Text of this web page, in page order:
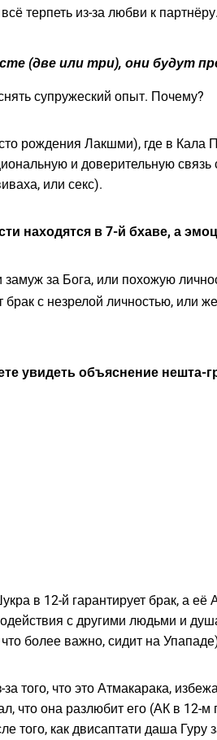
терпеть из-за любви к партнёру.
(две или три), они будут
супружеский опыт. Почему?
рождения Лакшми), где в Кала
и доверительную связь
или секс).
находятся в 7-й бхаве, а
за Бога, или похожую
брак с незрелой личностью, или
увидеть объяснение нешта-
в 12-й гарантирует брак, а
с другими людьми и
более важно, сидит на
того, что это Атмакарака,
что она разлюбит его (АК в 12-
того, как двисаптати даша